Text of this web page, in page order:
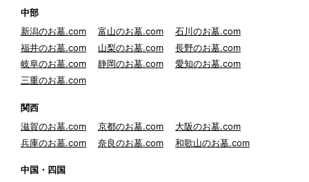
中部
新潟のお墓.com
富山のお墓.com
石川のお墓.com
福井のお墓.com
山梨のお墓.com
長野のお墓.com
岐阜のお墓.com
静岡のお墓.com
愛知のお墓.com
三重のお墓.com
関西
滋賀のお墓.com
京都のお墓.com
大阪のお墓.com
兵庫のお墓.com
奈良のお墓.com 和歌山のお墓.com
中国・四国